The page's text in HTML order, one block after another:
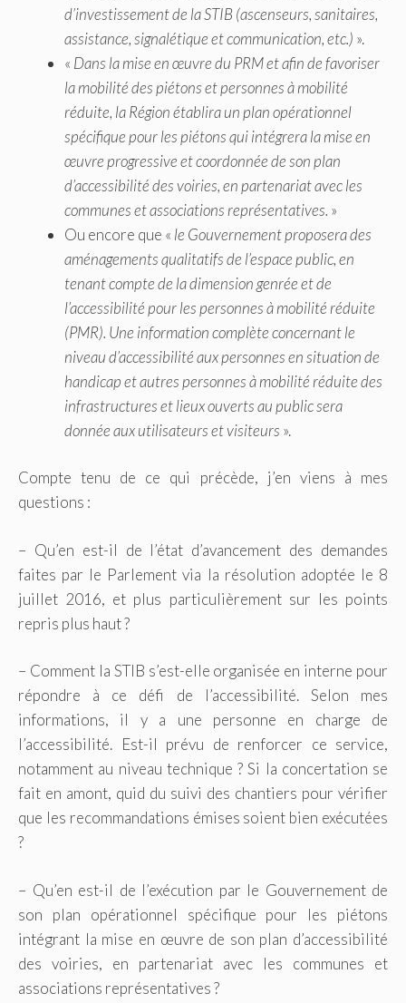
d’investissement de la STIB (ascenseurs, sanitaires,
assistance, signalétique et communication, etc.) ».
« Dans la mise en œuvre du PRM et afin de favoriser
la mobilité des piétons et personnes à mobilité
réduite, la Région établira un plan opérationnel
spécifique pour les piétons qui intégrera la mise en
œuvre progressive et coordonnée de son plan
d’accessibilité des voiries, en partenariat avec les
communes et associations représentatives. »
Ou encore que « le Gouvernement proposera des
aménagements qualitatifs de l’espace public, en
tenant compte de la dimension genrée et de
l’accessibilité pour les personnes à mobilité réduite
(PMR). Une information complète concernant le
niveau d’accessibilité aux personnes en situation de
handicap et autres personnes à mobilité réduite des
infrastructures et lieux ouverts au public sera
donnée aux utilisateurs et visiteurs ».
Compte tenu de ce qui précède, j’en viens à mes
questions :
– Qu’en est-il de l’état d’avancement des demandes
faites par le Parlement via la résolution adoptée le 8
juillet 2016, et plus particulièrement sur les points
repris plus haut ?
– Comment la STIB s’est-elle organisée en interne pour
répondre à ce défi de l’accessibilité. Selon mes
informations, il y a une personne en charge de
l’accessibilité. Est-il prévu de renforcer ce service,
notamment au niveau technique ? Si la concertation se
fait en amont, quid du suivi des chantiers pour vérifier
que les recommandations émises soient bien exécutées
?
– Qu’en est-il de l’exécution par le Gouvernement de
son plan opérationnel spécifique pour les piétons
intégrant la mise en œuvre de son plan d’accessibilité
des voiries, en partenariat avec les communes et
associations représentatives ?